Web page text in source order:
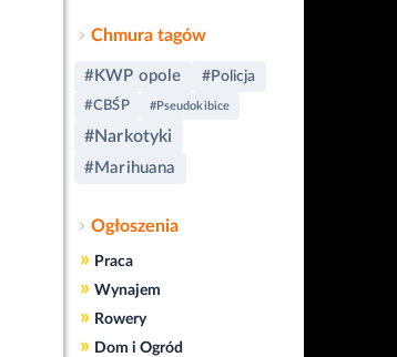
Chmura tagów
#KWP opole #Policja
#CBŚP #Pseudokibice
#Narkotyki
#Marihuana
Ogłoszenia
» Praca
» Wynajem
» Rowery
» Dom i Ogród